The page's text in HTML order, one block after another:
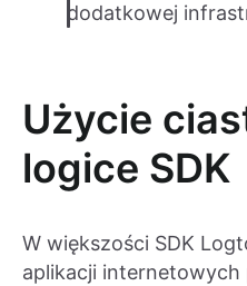
dodatkowej
Użycie
logice SDK
W większości SDK
aplikacji